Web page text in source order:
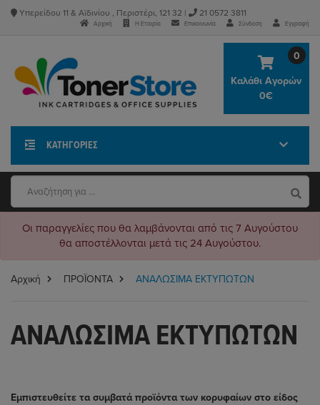
Υπερείδου 11 & Αϊδινίου , Περιστέρι, 121 32 | 21 0572 3811
Αρχική Η Εταιρία Επικοινωνία Σύνδεση Εγγραφή
ΚΑΤΗΓΟΡΊΕΣ
0
Καλάθι Αγορών
0€
Οι παραγγελίες που θα λαμβάνονται από τις 7 Αυγούστου
θα αποστέλλονται μετά τις 24 Αυγούστου.
Αρχική ΠΡΟΪΟΝΤΑ ΑΝΑΛΩΣΙΜΑ ΕΚΤΥΠΩΤΩΝ
ΑΝΑΛΩΣΙΜΑ ΕΚΤΥΠΩΤΩΝ
Εμπιστευθείτε τα συμβατά προϊόντα των κορυφαίων στο είδος